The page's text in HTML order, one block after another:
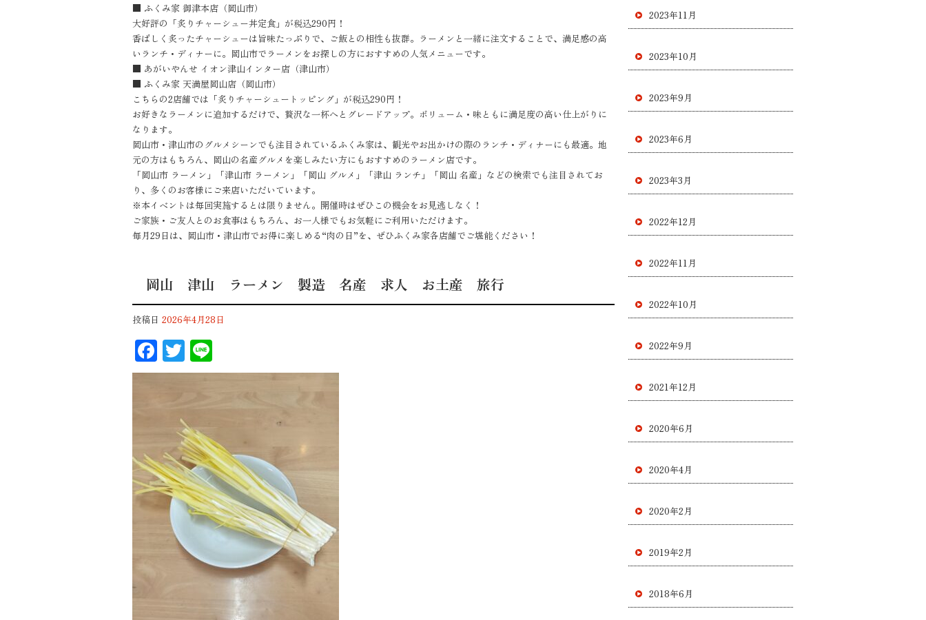
■ ふくみ家 御津本店（岡山市）
大好評の「炙りチャーシュー丼定食」が税込290円！
香ばしく炙ったチャーシューは旨味たっぷりで、ご飯との相性も抜群。ラーメンと一緒に注文することで、満足感の高
いランチ・ディナーに。岡山市でラーメンをお探しの方におすすめの人気メニューです。
■ あがいやんせ イオン津山インター店（津山市）
■ ふくみ家 天満屋岡山店（岡山市）
こちらの2店舗では「炙りチャーシュートッピング」が税込290円！
お好きなラーメンに追加するだけで、贅沢な一杯へとグレードアップ。ボリューム・味ともに満足度の高い仕上がりに
なります。
岡山市・津山市のグルメシーンでも注目されているふくみ家は、観光やお出かけの際のランチ・ディナーにも最適。地
元の方はもちろん、岡山の名産グルメを楽しみたい方にもおすすめのラーメン店です。
「岡山市 ラーメン」「津山市 ラーメン」「岡山 グルメ」「津山 ランチ」「岡山 名産」などの検索でも注目されてお
り、多くのお客様にご来店いただいています。
※本イベントは毎回実施するとは限りません。開催時はぜひこの機会をお見逃しなく！
ご家族・ご友人とのお食事はもちろん、お一人様でもお気軽にご利用いただけます。
毎月29日は、岡山市・津山市でお得に楽しめる“肉の日”を、ぜひふくみ家各店舗でご堪能ください！
岡山 津山 ラーメン 製造 名産 求人 お土産 旅行
投稿日 2026年4月28日
F
ac
eb
k
T
wi
er
n
2023年11月
2023年10月
2023年9月
2023年6月
2023年3月
2022年12月
2022年11月
2022年10月
2022年9月
2021年12月
2020年6月
2020年4月
2020年2月
2019年2月
2018年6月